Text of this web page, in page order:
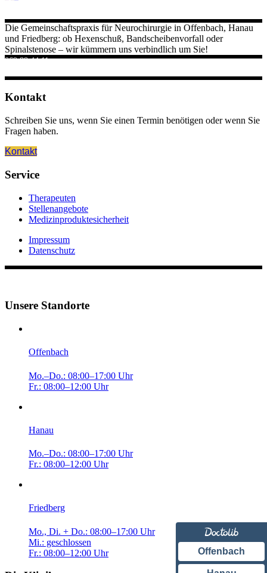
Die Gemeinschaftspraxis für Neurochirurgie in Offenbach, Hanau
und Friedberg: ob Hexenschuß, Bandscheibenvorfall oder
Spinalstenose – wir kümmern uns verbindlich um Sie!
069 88 44 11
Kontakt
Schreiben Sie uns, wenn Sie einen Termin benötigen oder wenn Sie
Fragen haben.
Kontakt
Service
Therapeuten
Stellenangebote
Medizinproduktesicherheit
Impressum
Datenschutz
Unsere Standorte
Offenbach
Mo.–Do.: 08:00–17:00 Uhr
Fr.: 08:00–12:00 Uhr
Hanau
Mo.–Do.: 08:00–17:00 Uhr
Fr.: 08:00–12:00 Uhr
Friedberg
Mo., Di. + Do.: 08:00–17:00 Uhr
Mi.: geschlossen
Fr.: 08:00–12:00 Uhr
Offenbach